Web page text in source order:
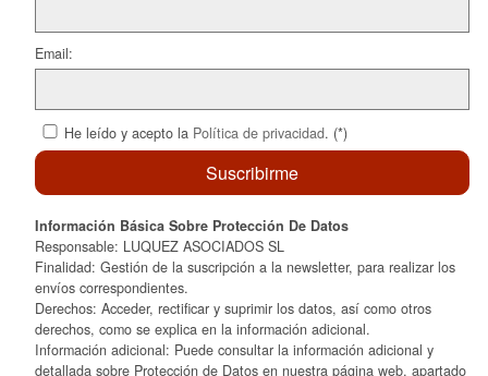
Email:
He leído y acepto la Política de privacidad. (*)
Información Básica Sobre Protección De Datos
Responsable: LUQUEZ ASOCIADOS SL
Finalidad: Gestión de la suscripción a la newsletter, para realizar los
envíos correspondientes.
Derechos: Acceder, rectificar y suprimir los datos, así como otros
derechos, como se explica en la información adicional.
Información adicional: Puede consultar la información adicional y
detallada sobre Protección de Datos en nuestra página web, apartado